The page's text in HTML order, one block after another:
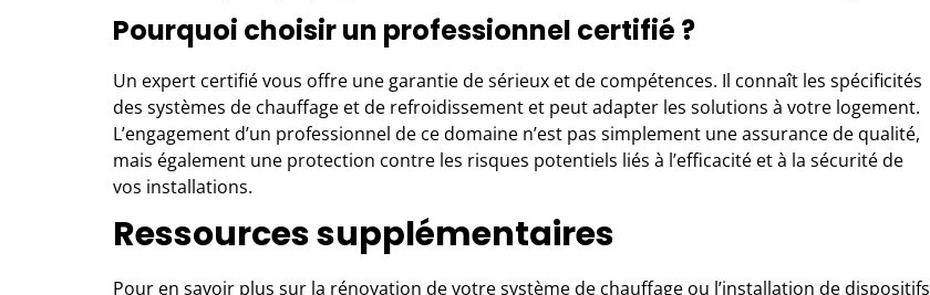
Pourquoi choisir un professionnel certifié ?
Un expert certifié vous offre une garantie de sérieux et de compétences. Il connaît les spécificités
des systèmes de chauffage et de refroidissement et peut adapter les solutions à votre logement.
L’engagement d’un professionnel de ce domaine n’est pas simplement une assurance de qualité,
mais également une protection contre les risques potentiels liés à l’efficacité et à la sécurité de
vos installations.
Ressources supplémentaires
Pour en savoir plus sur la rénovation de votre système de chauffage ou l’installation de dispositifs